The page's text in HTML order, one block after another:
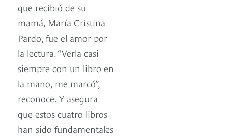
que recibió de su
mamá, María Cristina
Pardo, fue el amor por
la lectura. “Verla casi
siempre con un libro en
la mano, me marcó”,
reconoce. Y asegura
que estos cuatro libros
han sido fundamentales